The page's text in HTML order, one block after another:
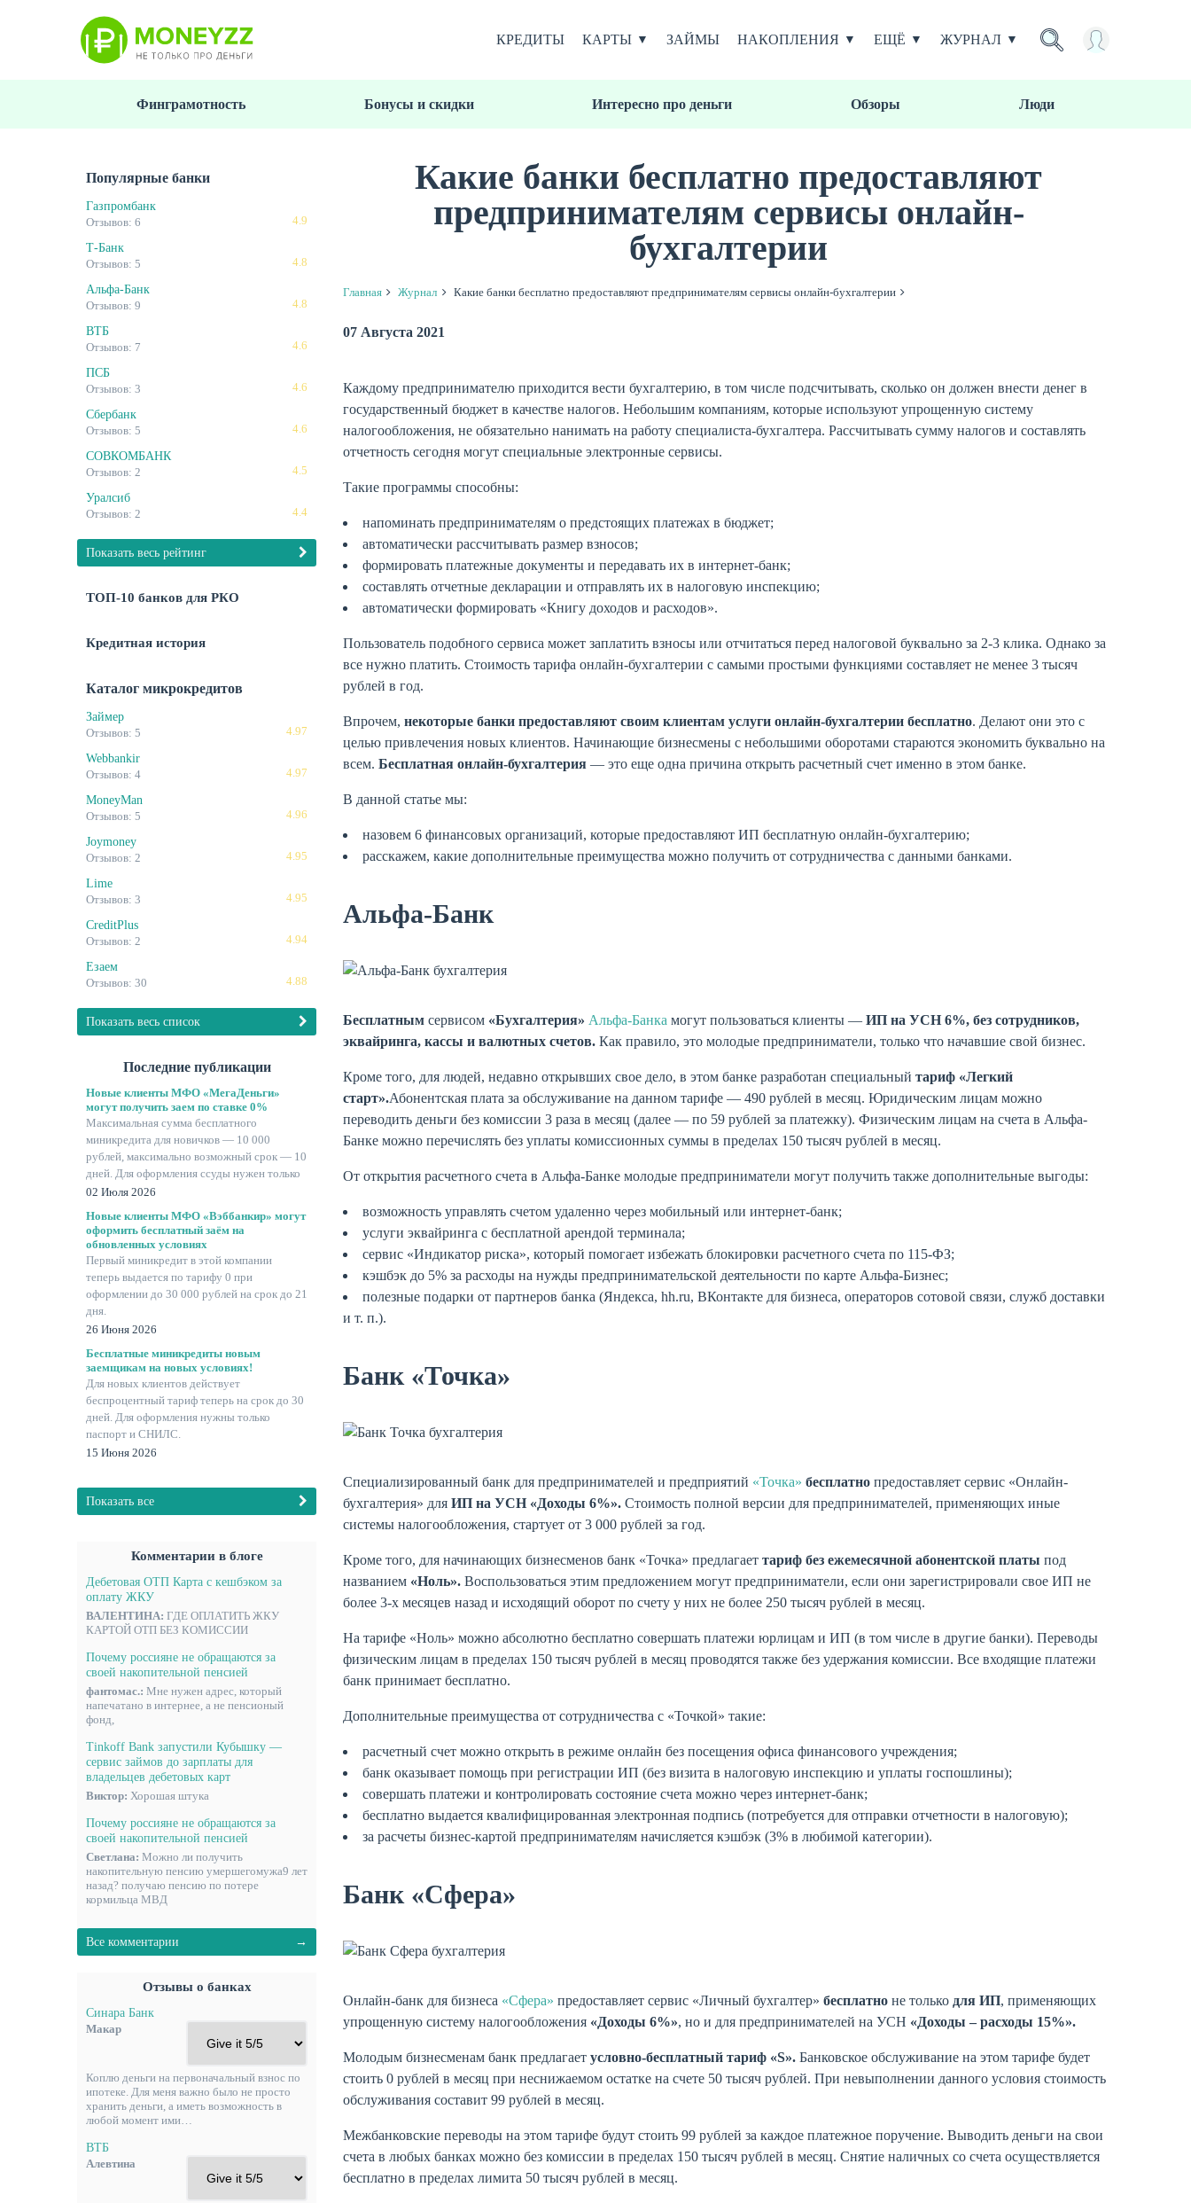
КРЕДИТЫ КАРТЫ ЗАЙМЫ НАКОПЛЕНИЯ ЕЩЁ ЖУРНАЛ
Финграмотность Бонусы и скидки Интересно про деньги Обзоры Люди
Популярные банки
Газпромбанк
4.9
Отзывов: 6
Т-Банк
4.8
Отзывов: 5
Альфа-Банк
4.8
Отзывов: 9
ВТБ
4.6
Отзывов: 7
ПСБ
4.6
Отзывов: 3
Сбербанк
4.6
Отзывов: 5
СОВКОМБАНК
4.5
Отзывов: 2
Уралсиб
4.4
Отзывов: 2
Показать весь рейтинг
ТОП-10 банков для РКО
Кредитная история
Каталог микрокредитов
Займер
4.97
Отзывов: 5
Webbankir
4.97
Отзывов: 4
MoneyMan
4.96
Отзывов: 5
Joymoney
4.95
Отзывов: 2
Lime
4.95
Отзывов: 3
CreditPlus
4.94
Отзывов: 2
Езаем
4.88
Отзывов: 30
Показать весь список
Последние публикации
Новые клиенты МФО «МегаДеньги»
могут получить заем по ставке 0%
Максимальная сумма бесплатного
миникредита для новичков — 10 000
рублей, максимально возможный срок — 10
дней. Для оформления ссуды нужен только
паспорт.
02 Июля 2026
Новые клиенты МФО «Вэббанкир» могут
оформить бесплатный заём на
обновленных условиях
Первый миникредит в этой компании
теперь выдается по тарифу 0 при
оформлении до 30 000 рублей на срок до 21
дня.
26 Июня 2026
Бесплатные миникредиты новым
заемщикам на новых условиях!
Для новых клиентов действует
беспроцентный тариф теперь на срок до 30
дней. Для оформления нужны только
паспорт и СНИЛС.
15 Июня 2026
Показать все
Комментарии в блоге
Дебетовая ОТП Карта с кешбэком за
оплату ЖКУ
ВАЛЕНТИНА: ГДЕ ОПЛАТИТЬ ЖКУ
КАРТОЙ ОТП БЕЗ КОМИССИИ
Почему россияне не обращаются за
своей накопительной пенсией
фантомас.: Мне нужен адрес, который
напечатано в интернее, а не пенсионый
фонд,
Tinkoff Bank запустили Кубышку —
сервис займов до зарплаты для
владельцев дебетовых карт
Виктор: Хорошая штука
Почему россияне не обращаются за
своей накопительной пенсией
Светлана: Можно ли получить
накопительную пенсию умершегомужа9 лет
назад? получаю пенсию по потере
кормильца МВД
Все комментарии
Отзывы о банках
Синара Банк
Макар
Коплю деньги на первоначальный взнос по
ипотеке. Для меня важно было не просто
хранить деньги, а иметь возможность в
любой момент ими…
ВТБ
Алевтина
Какие банки бесплатно предоставляют
предпринимателям сервисы онлайн-
бухгалтерии
Главная Журнал Какие банки бесплатно предоставляют предпринимателям сервисы онлайн-бухгалтерии
07 Августа 2021
Каждому предпринимателю приходится вести бухгалтерию, в том числе подсчитывать, сколько он должен внести денег в
государственный бюджет в качестве налогов. Небольшим компаниям, которые используют упрощенную систему
налогообложения, не обязательно нанимать на работу специалиста-бухгалтера. Рассчитывать сумму налогов и составлять
отчетность сегодня могут специальные электронные сервисы.
Такие программы способны:
напоминать предпринимателям о предстоящих платежах в бюджет;
автоматически рассчитывать размер взносов;
формировать платежные документы и передавать их в интернет-банк;
составлять отчетные декларации и отправлять их в налоговую инспекцию;
автоматически формировать «Книгу доходов и расходов».
Пользователь подобного сервиса может заплатить взносы или отчитаться перед налоговой буквально за 2-3 клика. Однако за
все нужно платить. Стоимость тарифа онлайн-бухгалтерии с самыми простыми функциями составляет не менее 3 тысяч
рублей в год.
Впрочем, некоторые банки предоставляют своим клиентам услуги онлайн-бухгалтерии бесплатно. Делают они это с
целью привлечения новых клиентов. Начинающие бизнесмены с небольшими оборотами стараются экономить буквально на
всем. Бесплатная онлайн-бухгалтерия — это еще одна причина открыть расчетный счет именно в этом банке.
В данной статье мы:
назовем 6 финансовых организаций, которые предоставляют ИП бесплатную онлайн-бухгалтерию;
расскажем, какие дополнительные преимущества можно получить от сотрудничества с данными банками.
Альфа-Банк
Бесплатным сервисом «Бухгалтерия» Альфа-Банка могут пользоваться клиенты — ИП на УСН 6%, без сотрудников,
эквайринга, кассы и валютных счетов. Как правило, это молодые предприниматели, только что начавшие свой бизнес.
Кроме того, для людей, недавно открывших свое дело, в этом банке разработан специальный тариф «Легкий
старт».Абонентская плата за обслуживание на данном тарифе — 490 рублей в месяц. Юридическим лицам можно
переводить деньги без комиссии 3 раза в месяц (далее — по 59 рублей за платежку). Физическим лицам на счета в Альфа-
Банке можно перечислять без уплаты комиссионных суммы в пределах 150 тысяч рублей в месяц.
От открытия расчетного счета в Альфа-Банке молодые предприниматели могут получить также дополнительные выгоды:
возможность управлять счетом удаленно через мобильный или интернет-банк;
услуги эквайринга с бесплатной арендой терминала;
сервис «Индикатор риска», который помогает избежать блокировки расчетного счета по 115-ФЗ;
кэшбэк до 5% за расходы на нужды предпринимательской деятельности по карте Альфа-Бизнес;
полезные подарки от партнеров банка (Яндекса, hh.ru, ВКонтакте для бизнеса, операторов сотовой связи, служб доставки
и т. п.).
Банк «Точка»
Специализированный банк для предпринимателей и предприятий «Точка» бесплатно предоставляет сервис «Онлайн-
бухгалтерия» для ИП на УСН «Доходы 6%». Стоимость полной версии для предпринимателей, применяющих иные
системы налогообложения, стартует от 3 000 рублей за год.
Кроме того, для начинающих бизнесменов банк «Точка» предлагает тариф без ежемесячной абонентской платы под
названием «Ноль». Воспользоваться этим предложением могут предприниматели, если они зарегистрировали свое ИП не
более 3-х месяцев назад и исходящий оборот по счету у них не более 250 тысяч рублей в месяц.
На тарифе «Ноль» можно абсолютно бесплатно совершать платежи юрлицам и ИП (в том числе в другие банки). Переводы
физическим лицам в пределах 150 тысяч рублей в месяц проводятся также без удержания комиссии. Все входящие платежи
банк принимает бесплатно.
Дополнительные преимущества от сотрудничества с «Точкой» такие:
расчетный счет можно открыть в режиме онлайн без посещения офиса финансового учреждения;
банк оказывает помощь при регистрации ИП (без визита в налоговую инспекцию и уплаты госпошлины);
совершать платежи и контролировать состояние счета можно через интернет-банк;
бесплатно выдается квалифицированная электронная подпись (потребуется для отправки отчетности в налоговую);
за расчеты бизнес-картой предпринимателям начисляется кэшбэк (3% в любимой категории).
Банк «Сфера»
Онлайн-банк для бизнеса «Сфера» предоставляет сервис «Личный бухгалтер» бесплатно не только для ИП, применяющих
упрощенную систему налогообложения «Доходы 6%», но и для предпринимателей на УСН «Доходы – расходы 15%».
Молодым бизнесменам банк предлагает условно-бесплатный тариф «S». Банковское обслуживание на этом тарифе будет
стоить 0 рублей в месяц при неснижаемом остатке на счете 50 тысяч рублей. При невыполнении данного условия стоимость
обслуживания составит 99 рублей в месяц.
Межбанковские переводы на этом тарифе будут стоить 99 рублей за каждое платежное поручение. Выводить деньги на свои
счета в любых банках можно без комиссии в пределах 150 тысяч рублей в месяц. Снятие наличных со счета осуществляется
бесплатно в пределах лимита 50 тысяч рублей в месяц.